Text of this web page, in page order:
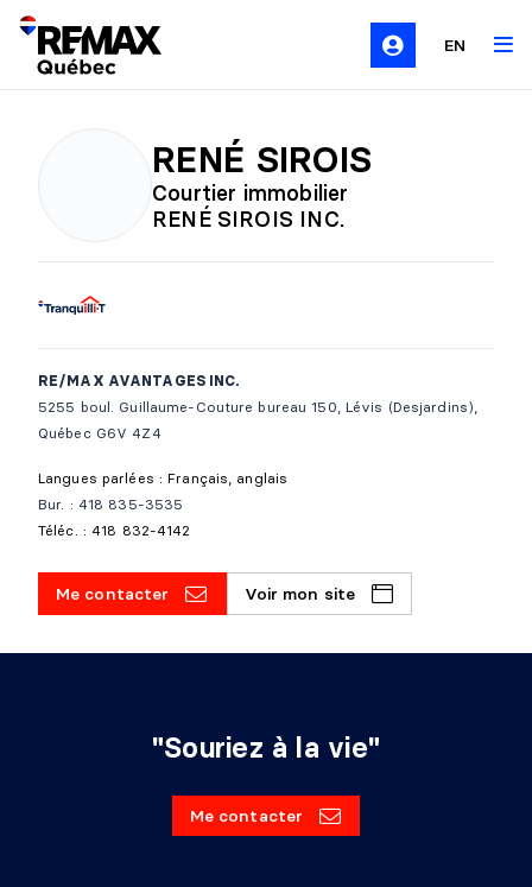
EN
RENÉ SIROIS
Courtier immobilier
RENÉ SIROIS INC.
RE/MAX AVANTAGES INC.
5255 boul. Guillaume-Couture bureau 150, Lévis (Desjardins),
Québec G6V 4Z4
Langues parlées : Français, anglais
Bur. : 418 835-3535
Téléc. : 418 832-4142
Me contacter Voir mon site
"Souriez à la vie"
Me contacter